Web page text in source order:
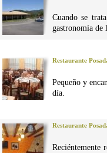
Cuando se
gastronomía de
Restaurante
Pequeño y
día.
Restaurante
Reciéntemente